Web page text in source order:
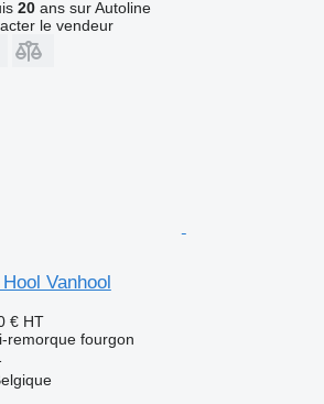
20ans sur Autoline
le vendeur
Vanhool
€ HT
remorque fourgon